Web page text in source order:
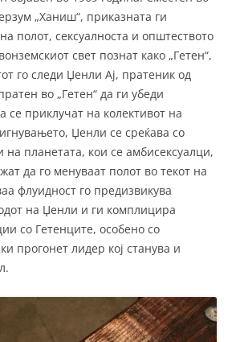
„Ханиш“, приказната ги
полот, сексуалноста и општеството
свет познат како „Гетен“,
го следи Џенли Ај, пратеник од
во „Гетен“ да ги убеди
се приклучат на колективот на
Џенли се среќава со
на планетата, кои се амбисексуалци,
да го менуваат полот во текот на
флуидност го предизвикува
на Џенли и ги комплицира
со Гетенците, особено со
прогонет лидер кој станува и